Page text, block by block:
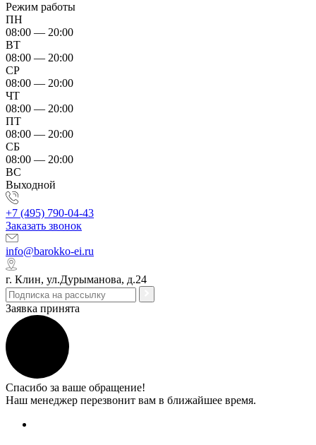
Режим работы
ПН
08:00 — 20:00
ВТ
08:00 — 20:00
СР
08:00 — 20:00
ЧТ
08:00 — 20:00
ПТ
08:00 — 20:00
СБ
08:00 — 20:00
ВС
Выходной
+7 (495) 790-04-43
Заказать звонок
info@barokko-ei.ru
г. Клин, ул.Дурыманова, д.24
Заявка принята
Спасибо за ваше обращение!
Наш менеджер перезвонит вам в ближайшее время.